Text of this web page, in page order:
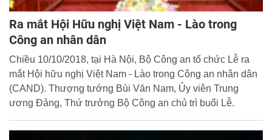
Ra mắt Hội Hữu nghị Việt Nam - Lào trong
Công an nhân dân
Chiều 10/10/2018, tại Hà Nội, Bộ Công an tổ chức Lễ ra
mắt Hội hữu nghị Việt Nam - Lào trong Công an nhân dân
(CAND). Thượng tướng Bùi Văn Nam, Ủy viên Trung
ương Đảng, Thứ trưởng Bộ Công an chủ trì buổi Lễ.